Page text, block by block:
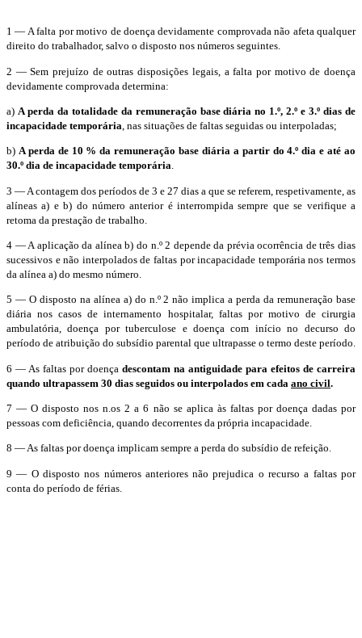
1 — A falta por motivo de doença devidamente comprovada não afeta qualquer
direito do trabalhador, salvo o disposto nos números seguintes.
2 — Sem prejuízo de outras disposições legais, a falta por motivo de doença
devidamente comprovada determina:
a) A perda da totalidade da remuneração base diária no 1.º, 2.º e 3.º dias de
incapacidade temporária , nas situações de faltas seguidas ou interpoladas;
b) A perda de 10 % da remuneração base diária a partir do 4.º dia e até ao
30.º dia de incapacidade temporária.
3 — A contagem dos períodos de 3 e 27 dias a que se referem, respetivamente, as
alíneas a) e b) do número anterior é interrompida sempre que se verifique a
retoma da prestação de trabalho.
4 — A aplicação da alínea b) do n.º 2 depende da prévia ocorrência de três dias
sucessivos e não interpolados de faltas por incapacidade temporária nos termos
da alínea a) do mesmo número.
5 — O disposto na alínea a) do n.º 2 não implica a perda da remuneração base
diária nos casos de internamento hospitalar, faltas por motivo de cirurgia
ambulatória, doença por tuberculose e doença com início no decurso do
período de atribuição do subsídio parental que ultrapasse o termo deste período.
6 — As faltas por doença descontam na antiguidade para efeitos de carreira
quando ultrapassem 30 dias seguidos ou interpolados em cada ano civil.
7 — O disposto nos n.os 2 a 6 não se aplica às faltas por doença dadas por
pessoas com deficiência, quando decorrentes da própria incapacidade.
8 — As faltas por doença implicam sempre a perda do subsídio de refeição.
9 — O disposto nos números anteriores não prejudica o recurso a faltas por
conta do período de férias.